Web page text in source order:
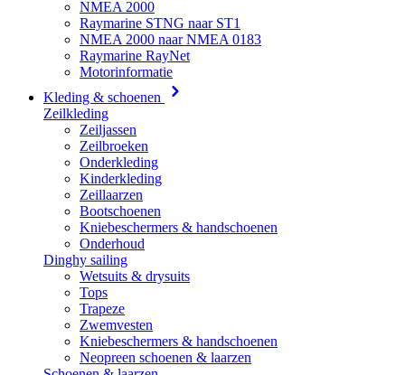
NMEA 2000
Raymarine STNG naar ST1
NMEA 2000 naar NMEA 0183
Raymarine RayNet
Motorinformatie
Kleding & schoenen
Zeilkleding
Zeiljassen
Zeilbroeken
Onderkleding
Kinderkleding
Zeillaarzen
Bootschoenen
Kniebeschermers & handschoenen
Onderhoud
Dinghy sailing
Wetsuits & drysuits
Tops
Trapeze
Zwemvesten
Kniebeschermers & handschoenen
Neopreen schoenen & laarzen